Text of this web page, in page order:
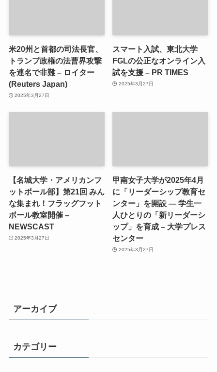
米20州と首都の司法長官、
トランプ政権の法曹界攻撃
を連名で非難 – ロイター
(Reuters Japan)
2025年3月27日
スマート入試、東北大学
FGLの公正なオンライン入
試を支援 – PR TIMES
2025年3月27日
【名城大学・アメリカンフ
ットボール部】第21回 みん
な集まれ！フラッグフット
ボール教室開催 –
NEWSCAST
2025年3月27日
甲南女子大学が2025年4月
に「リーダーシップ教育セ
ンター」を開設 ― 学生一
人ひとりの「新リーダーシ
ップ」を育成 – 大学プレス
センター
2025年3月27日
アーカイブ
カテゴリー